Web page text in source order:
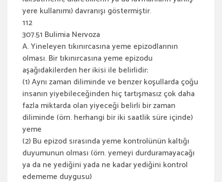
yere kullanımı) davranışı göstermiştir.
112
307.51 Bulimia Nervoza
A. Yineleyen tıkınırcasına yeme epizodlarının
olması. Bir tıkınırcasına yeme epizodu
aşağıdakilerden her ikisi ile belirlidir:
(1) Aynı zaman diliminde ve benzer koşullarda çoğu
insanın yiyebileceğinden hiç tartışmasız çok daha
fazla miktarda olan yiyeceği belirli bir zaman
diliminde (örn. herhangi bir iki saatlik süre içinde)
yeme
(2) Bu epizod sırasında yeme kontrolünün kaltığı
duyumunun olması (örn. yemeyi durduramayacağı
ya da ne yediğini yada ne kadar yediğini kontrol
edememe duygusu)